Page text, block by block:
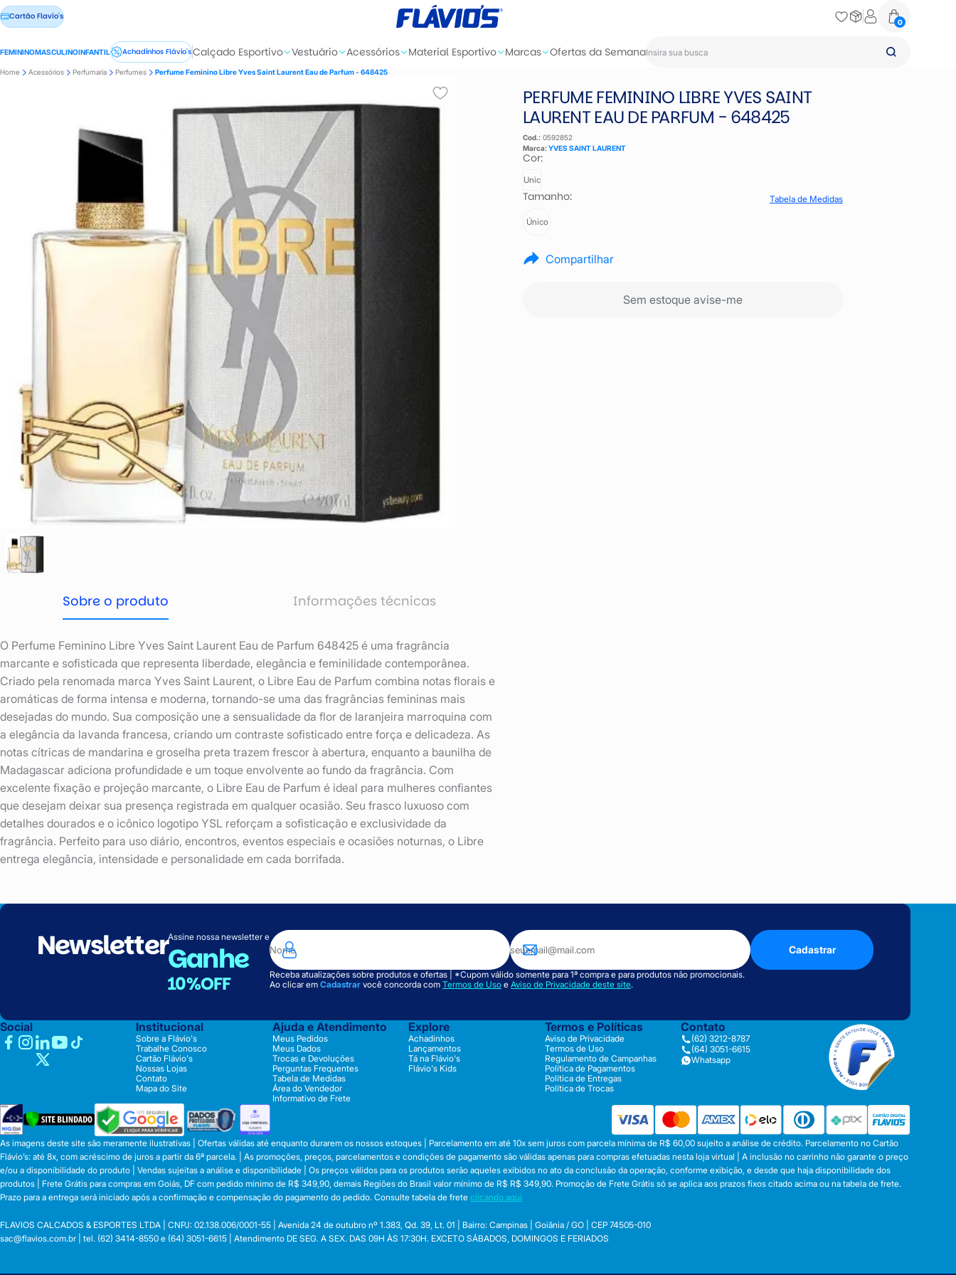
Cartão Flavio's
0
FEMININOMASCULINOINFANTIL Achadinhos Flávio'sCalçado Esportivo Vestuário Acessórios Material Esportivo Marcas Ofertas da Semana
Home Acessórios Perfumaria Perfumes Perfume Feminino Libre Yves Saint Laurent Eau de Parfum - 648425
PERFUME FEMININO LIBRE YVES SAINT
LAURENT EAU DE PARFUM - 648425
Cod.: 0592852
Marca: YVES SAINT LAURENT
Cor:
Unic
Tamanho: Tabela de Medidas
Único
Compartilhar
Sem estoque avise-me
Sobre o produto Informações técnicas
O Perfume Feminino Libre Yves Saint Laurent Eau de Parfum 648425 é uma fragrância
marcante e sofisticada que representa liberdade, elegância e feminilidade contemporânea.
Criado pela renomada marca Yves Saint Laurent, o Libre Eau de Parfum combina notas florais e
aromáticas de forma intensa e moderna, tornando-se uma das fragrâncias femininas mais
desejadas do mundo. Sua composição une a sensualidade da flor de laranjeira marroquina com
a elegância da lavanda francesa, criando um contraste sofisticado entre força e delicadeza. As
notas cítricas de mandarina e groselha preta trazem frescor à abertura, enquanto a baunilha de
Madagascar adiciona profundidade e um toque envolvente ao fundo da fragrância. Com
excelente fixação e projeção marcante, o Libre Eau de Parfum é ideal para mulheres confiantes
que desejam deixar sua presença registrada em qualquer ocasião. Seu frasco luxuoso com
detalhes dourados e o icônico logotipo YSL reforçam a sofisticação e exclusividade da
fragrância. Perfeito para uso diário, encontros, eventos especiais e ocasiões noturnas, o Libre
entrega elegância, intensidade e personalidade em cada borrifada.
NewsletterAssine nossa newsletter e
Ganhe
10%OFF
Cadastrar
Receba atualizações sobre produtos e ofertas | *Cupom válido somente para 1ª compra e para produtos não promocionais.
Ao clicar em Cadastrar você concorda com Termos de Uso e Aviso de Privacidade deste site.
Social Institucional
Sobre a Flávio's
Trabalhe Conosco
Cartão Flávio's
Nossas Lojas
Contato
Mapa do Site
Ajuda e Atendimento
Meus Pedidos
Meus Dados
Trocas e Devoluções
Perguntas Frequentes
Tabela de Medidas
Área do Vendedor
Informativo de Frete
Explore
Achadinhos
Lançamentos
Tá na Flávio's
Flávio's Kids
Termos e Políticas
Aviso de Privacidade
Termos de Uso
Regulamento de Campanhas
Política de Pagamentos
Política de Entregas
Política de Trocas
Contato
(62) 3212-8787
(64) 3051-6615
Whatsapp
As imagens deste site são meramente ilustrativas | Ofertas válidas até enquanto durarem os nossos estoques | Parcelamento em até 10x sem juros com parcela mínima de R$ 60,00 sujeito a análise de crédito. Parcelamento no Cartão
Flávio’s: até 8x, com acréscimo de juros a partir da 6ª parcela. | As promoções, preços, parcelamentos e condições de pagamento são válidas apenas para compras efetuadas nesta loja virtual | A inclusão no carrinho não garante o preço
e/ou a disponibilidade do produto | Vendas sujeitas a análise e disponibilidade | Os preços válidos para os produtos serão aqueles exibidos no ato da conclusão da operação, conforme exibição, e desde que haja disponibilidade dos
produtos | Frete Grátis para compras em Goiás, DF com pedido mínimo de R$ 349,90, demais Regiões do Brasil valor mínimo de R$ R$ 349,90. Promoção de Frete Grátis só se aplica aos prazos fixos citado acima ou na tabela de frete.
Prazo para a entrega será iniciado após a confirmação e compensação do pagamento do pedido. Consulte tabela de frete clicando aqui
FLAVIOS CALCADOS & ESPORTES LTDA | CNPJ: 02.138.006/0001-55 | Avenida 24 de outubro nº 1.383, Qd. 39, Lt. 01 | Bairro: Campinas | Goiânia / GO | CEP 74505-010
sac@flavios.com.br | tel. (62) 3414-8550 e (64) 3051-6615 | Atendimento DE SEG. A SEX. DAS 09H ÀS 17:30H. EXCETO SÁBADOS, DOMINGOS E FERIADOS